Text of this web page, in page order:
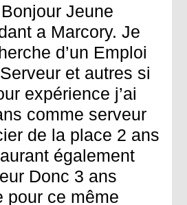
Jeune
a Marcory. Je
d’un Emploi
et autres si
expérience j’ai
comme serveur
de la place 2 ans
également
Donc 3 ans
pour ce même